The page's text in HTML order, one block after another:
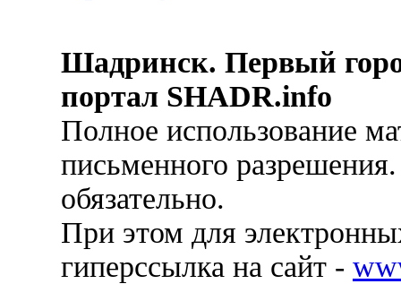
Шадринск. Первый
портал SHADR.info
Полное использование
письменного
обязательно.
При этом для
гиперссылка на сайт -